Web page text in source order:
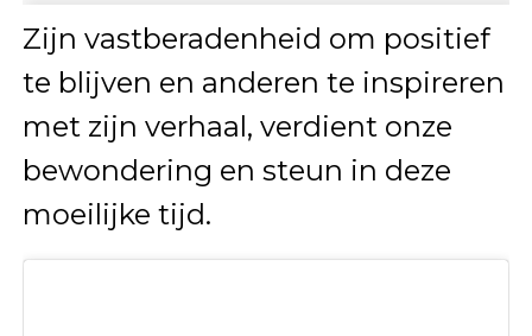
Zijn vastberadenheid om positief
te blijven en anderen te inspireren
met zijn verhaal, verdient onze
bewondering en steun in deze
moeilijke tijd.